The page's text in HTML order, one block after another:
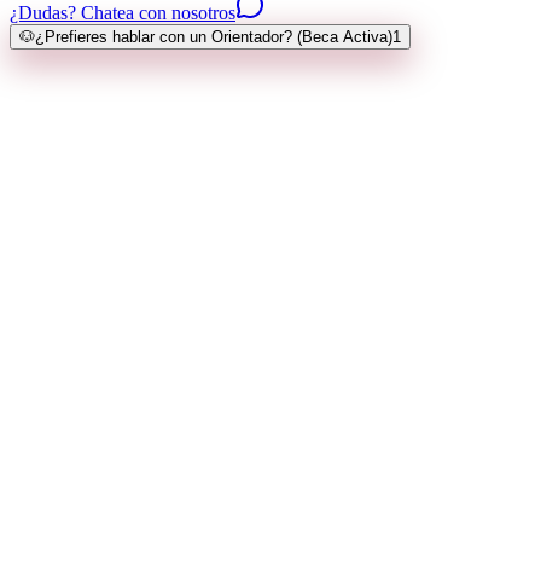
¿Dudas? Chatea con nosotros
🐶¿Prefieres hablar con un Orientador? (Beca Activa)1